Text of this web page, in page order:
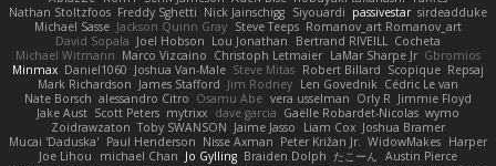
Nathan Stoltzfoos Freddy Sghetti Nick Jainschigg Siyouardi passivestar sirdeadduke
Michael Sasse Jackson Quinn Gray Steve Teeps Romanov_art Romanov_art
David Sopala Joel Hobson Lou Jonathan Bertrand RIVEILL Cocheta
Michael Witmann Marco Vizcaino Christoph Letmaier LaMar Sharpe Jr Gbromios
Minmax Daniel1060 Joshua Van-Male Steve Mitas Robert Billard Scopique Repsaj
Mark Richardson James Stafford Jim Rodney Len Govednik Cédric Le van
Nate Borsch alessandro Citro Osamu Abe vera usselman Orly R Jimmie Floyd
Jake Aust Scott Peters mytrixx dave garcia Gaëlle Robardet-Nicolas wymo
Zoidrawzaton Toby SWANSON Jaime Jasso Liam Cox Joshua Bramer
Mucai 'Daduska' Paul Henderson Nisse Axman Peter Križan Jr. WidowMakes Harper
Joe Lihou
michael Chan Jo Gylling Braiden Dolph たこーん Austin Pierce